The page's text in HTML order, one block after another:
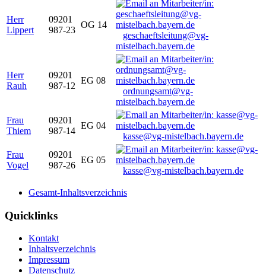
Herr
Lippert
09201
987-23
OG 14
geschaeftsleitung@vg-
mistelbach.bayern.de
Herr
Rauh
09201
987-12
EG 08
ordnungsamt@vg-
mistelbach.bayern.de
Frau
Thiem
09201
987-14
EG 04
kasse@vg-mistelbach.bayern.de
Frau
Vogel
09201
987-26
EG 05
kasse@vg-mistelbach.bayern.de
Gesamt-Inhaltsverzeichnis
Quicklinks
Kontakt
Inhaltsverzeichnis
Impressum
Datenschutz